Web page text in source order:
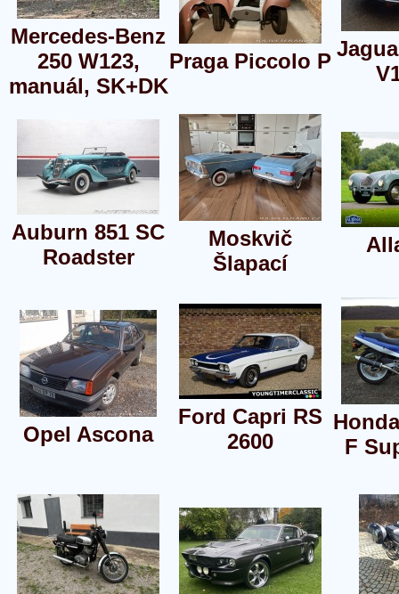
Mercedes-Benz
250 W123,
manuál, SK+DK
Praga Piccolo P
Auburn 851 SC
Roadster
Moskvič
Šlapací
Opel Ascona
Ford Capri RS
2600
F